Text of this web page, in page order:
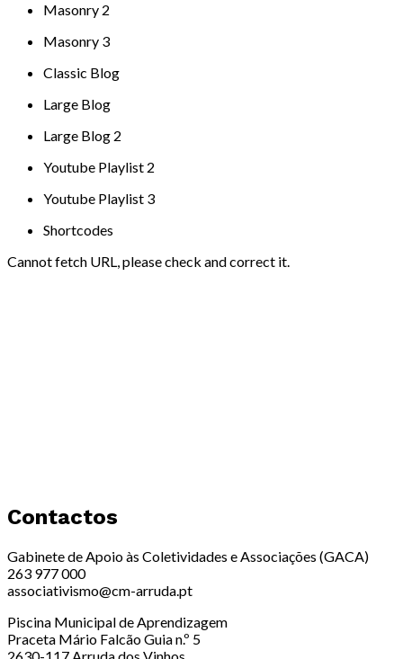
Masonry 2
Masonry 3
Classic Blog
Large Blog
Large Blog 2
Youtube Playlist 2
Youtube Playlist 3
Shortcodes
Cannot fetch URL, please check and correct it.
Contactos
Gabinete de Apoio às Coletividades e Associações (GACA)
263 977 000
associativismo@cm-arruda.pt
Piscina Municipal de Aprendizagem
Praceta Mário Falcão Guia n.º 5